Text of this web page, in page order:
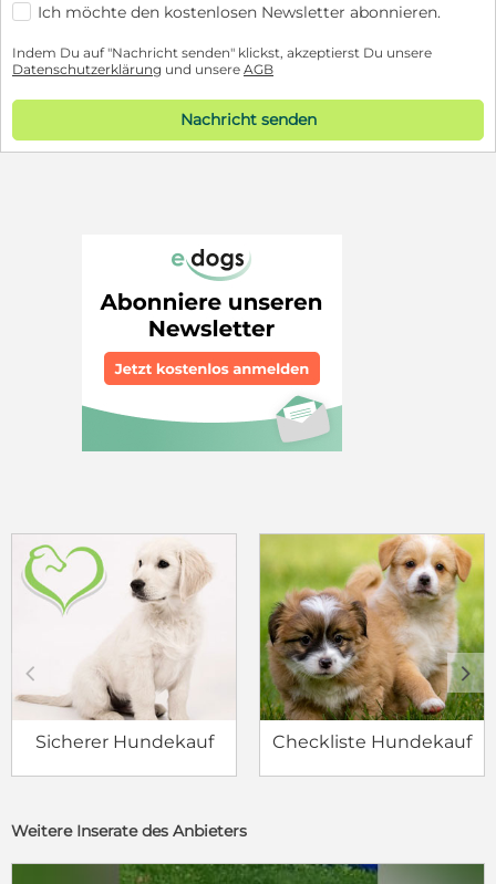
Ich möchte den kostenlosen Newsletter abonnieren.
Indem Du auf "Nachricht senden" klickst, akzeptierst Du unsere
Datenschutzerklärung und unsere AGB
Nachricht senden
Sicherer Hundekauf Checkliste Hundekauf
c d
Weitere Inserate des Anbieters